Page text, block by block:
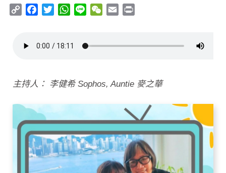
Copy
Facebook
TwitterWhatsApp
Line WeChat
Email
主持人： 李健希 Sophos, Auntie 麥之華